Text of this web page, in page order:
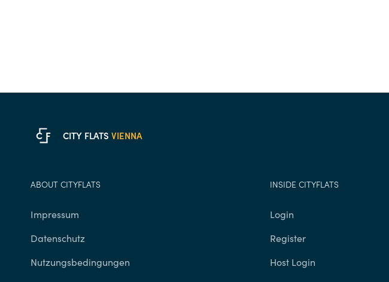
C F CITY FLATS VIENNA
ABOUT CITYFLATS
Impressum
Datenschutz
Nutzungsbedingungen
INSIDE CITYFLATS
Login
Register
Host Login